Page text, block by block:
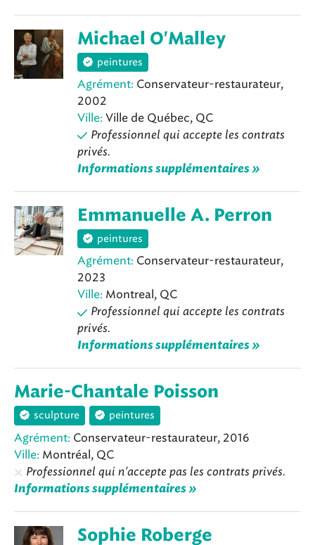
Michael O'Malley
peintures
Agrément: Conservateur-restaurateur,
2002
Ville: Ville de Québec, QC
Professionnel qui accepte les contrats
privés.
Informations supplémentaires »
Emmanuelle A. Perron
peintures
Agrément: Conservateur-restaurateur,
2023
Ville: Montreal, QC
Professionnel qui accepte les contrats
privés.
Informations supplémentaires »
Marie-Chantale Poisson
sculpture peintures
Agrément: Conservateur-restaurateur, 2016
Ville: Montréal, QC
Professionnel qui n'accepte pas les contrats privés.
Informations supplémentaires »
Sophie Roberge